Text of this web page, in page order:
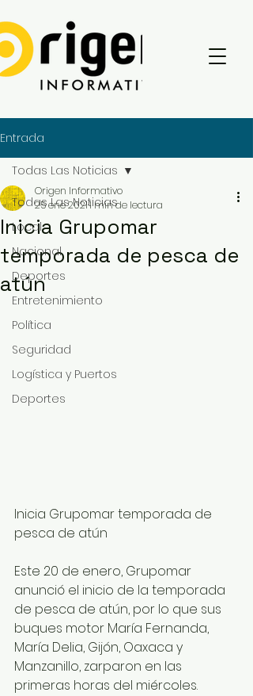
Entrada
Todas Las Noticias
Local
Nacional
Deportes
Entretenimiento
Política
Seguridad
Logística y Puertos
Deportes
Todas Las Noticias
Inicia Grupomar
temporada de pesca de
atún
Origen Informativo
25 ene 20211 min de lectura
Inicia Grupomar temporada de
pesca de atún
Este 20 de enero, Grupomar
anunció el inicio de la temporada
de pesca de atún, por lo que sus
buques motor María Fernanda,
María Delia, Gijón, Oaxaca y
Manzanillo, zarparon en las
primeras horas del miércoles.